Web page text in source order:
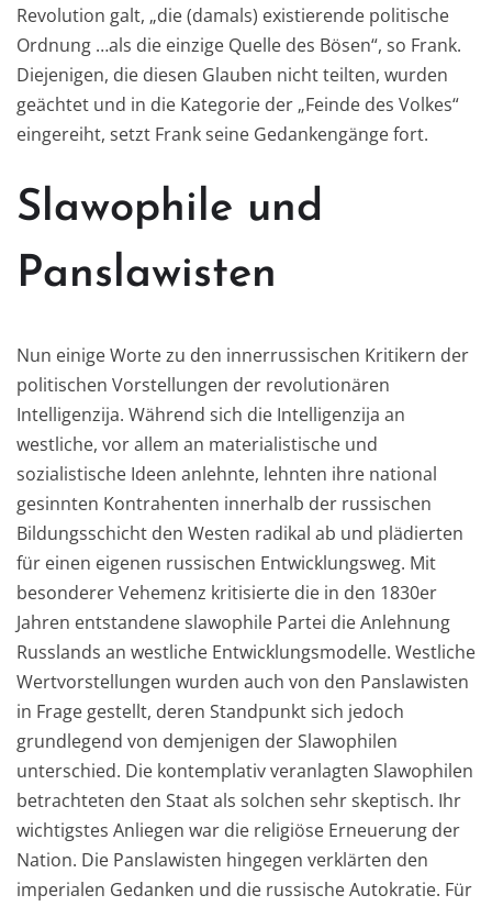
Revolution galt, „die (damals) existierende politische
Ordnung …als die einzige Quelle des Bösen“, so Frank.
Diejenigen, die diesen Glauben nicht teilten, wurden
geächtet und in die Kategorie der „Feinde des Volkes“
eingereiht, setzt Frank seine Gedankengänge fort.
Slawophile und
Panslawisten
Nun einigeWorte zu den innerrussischen Kritikern der
politischen Vorstellungen der revolutionären
Intelligenzija. Während sich die Intelligenzija an
westliche, vor allem an materialistische und
sozialistische Ideen anlehnte, lehnten ihre national
gesinnten Kontrahenten innerhalb der russischen
Bildungsschicht den Westen radikal ab und plädierten
für einen eigenen russischen Entwicklungsweg. Mit
besonderer Vehemenz kritisierte die in den 1830er
Jahren entstandene slawophile Partei die Anlehnung
Russlands an westliche Entwicklungsmodelle. Westliche
Wertvorstellungen wurden auch von den Panslawisten
in Frage gestellt, deren Standpunkt sich jedoch
grundlegend von demjenigen der Slawophilen
unterschied. Die kontemplativ veranlagten Slawophilen
betrachteten den Staat als solchen sehr skeptisch. Ihr
wichtigstes Anliegen war die religiöse Erneuerung der
Nation. Die Panslawisten hingegen verklärten den
imperialen Gedanken und die russische Autokratie. Für